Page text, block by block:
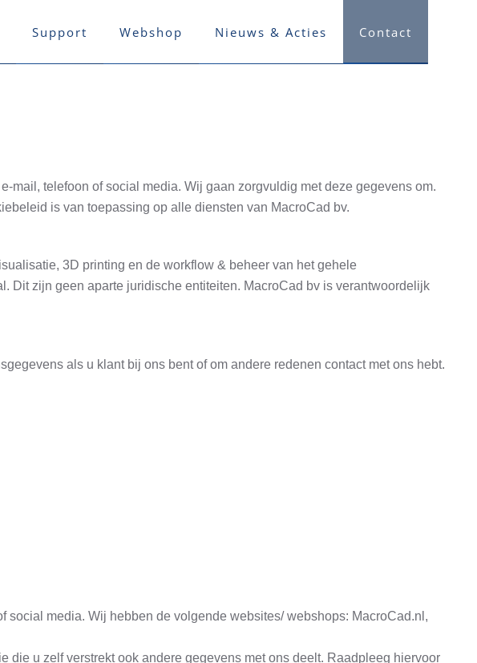
Support Webshop Nieuws & Acties Contact
telefoon of social media. Wij gaan zorgvuldig met deze gegevens om.
is van toepassing op alle diensten van MacroCad bv.
3D printing en de workflow & beheer van het gehele
Dit zijn geen aparte juridische entiteiten. MacroCad bv is verantwoordelijk
als u klant bij ons bent of om andere redenen contact met ons hebt.
media. Wij hebben de volgende websites/ webshops: MacroCad.nl,
die u zelf verstrekt ook andere gegevens met ons deelt. Raadpleeg hiervoor